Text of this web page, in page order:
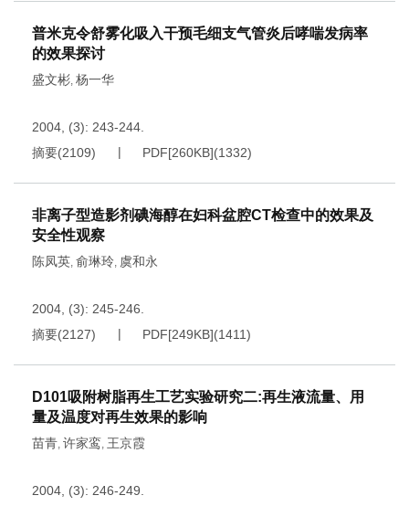
普米克令舒雾化吸入干预毛细支气管炎后哮喘发病率
的效果探讨
盛文彬, 杨一华
2004, (3): 243-244.
摘要(2109) PDF[260KB](1332)
非离子型造影剂碘海醇在妇科盆腔CT检查中的效果及
安全性观察
陈凤英, 俞琳玲, 虞和永
2004, (3): 245-246.
摘要(2127) PDF[249KB](1411)
D101吸附树脂再生工艺实验研究二:再生液流量、用
量及温度对再生效果的影响
苗青, 许家鸾, 王京霞
2004, (3): 246-249.